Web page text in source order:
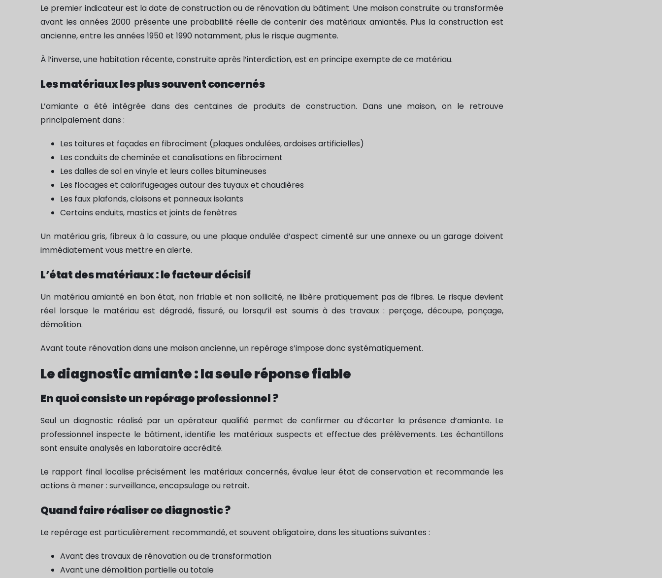
Le premier indicateur est la date de construction ou de rénovation du bâtiment. Une maison construite ou transformée
avant les années 2000 présente une probabilité réelle de contenir des matériaux amiantés. Plus la construction est
ancienne, entre les années 1950 et 1990 notamment, plus le risque augmente.
À l’inverse, une habitation récente, construite après l’interdiction, est en principe exempte de ce matériau.
Les matériaux les plus souvent concernés
L’amiante a été intégrée dans des centaines de produits de construction. Dans une maison, on le retrouve
principalement dans :
Les toitures et façades en fibrociment (plaques ondulées, ardoises artificielles)
Les conduits de cheminée et canalisations en fibrociment
Les dalles de sol en vinyle et leurs colles bitumineuses
Les flocages et calorifugeages autour des tuyaux et chaudières
Les faux plafonds, cloisons et panneaux isolants
Certains enduits, mastics et joints de fenêtres
Un matériau gris, fibreux à la cassure, ou une plaque ondulée d’aspect cimenté sur une annexe ou un garage doivent
immédiatement vous mettre en alerte.
L’état des matériaux : le facteur décisif
Un matériau amianté en bon état, non friable et non sollicité, ne libère pratiquement pas de fibres. Le risque devient
réel lorsque le matériau est dégradé, fissuré, ou lorsqu’il est soumis à des travaux : perçage, découpe, ponçage,
démolition.
Avant toute rénovation dans une maison ancienne, un repérage s’impose donc systématiquement.
Le diagnostic amiante : la seule réponse fiable
En quoi consiste un repérage professionnel ?
Seul un diagnostic réalisé par un opérateur qualifié permet de confirmer ou d’écarter la présence d’amiante. Le
professionnel inspecte le bâtiment, identifie les matériaux suspects et effectue des prélèvements. Les échantillons
sont ensuite analysés en laboratoire accrédité.
Le rapport final localise précisément les matériaux concernés, évalue leur état de conservation et recommande les
actions à mener : surveillance, encapsulage ou retrait.
Quand faire réaliser ce diagnostic ?
Le repérage est particulièrement recommandé, et souvent obligatoire, dans les situations suivantes :
Avant des travaux de rénovation ou de transformation
Avant une démolition partielle ou totale